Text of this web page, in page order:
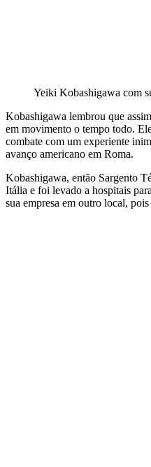
Yeiki Kobashigawa com
Kobashigawa lembrou que
em movimento o tempo todo.
combate com um experiente
avanço americano em Roma.
Kobashigawa, então Sargento
Itália e foi levado a hospitais
sua empresa em outro local,